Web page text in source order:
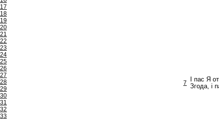
17
18
19
20
21
22
23
24
25
26
27
28
29
30
31
32
33
7
І пас Я
Згода, і